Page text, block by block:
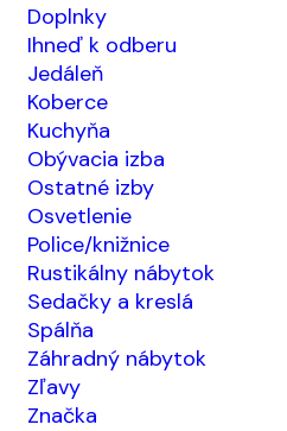
Doplnky
Ihneď k odberu
Jedáleň
Koberce
Kuchyňa
Obývacia izba
Ostatné izby
Osvetlenie
Police/knižnice
Rustikálny nábytok
Sedačky a kreslá
Spálňa
Záhradný nábytok
Zľavy
Značka